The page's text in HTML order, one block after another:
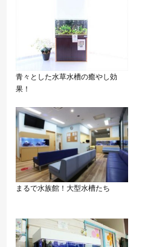
青々とした水草水槽の癒やし効
果！
まるで水族館！大型水槽たち